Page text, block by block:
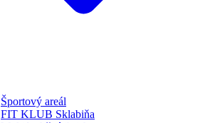
Športový areál
FIT KLUB Sklabiňa